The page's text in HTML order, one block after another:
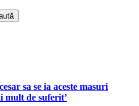
sa se ia aceste masuri
mult de suferit’